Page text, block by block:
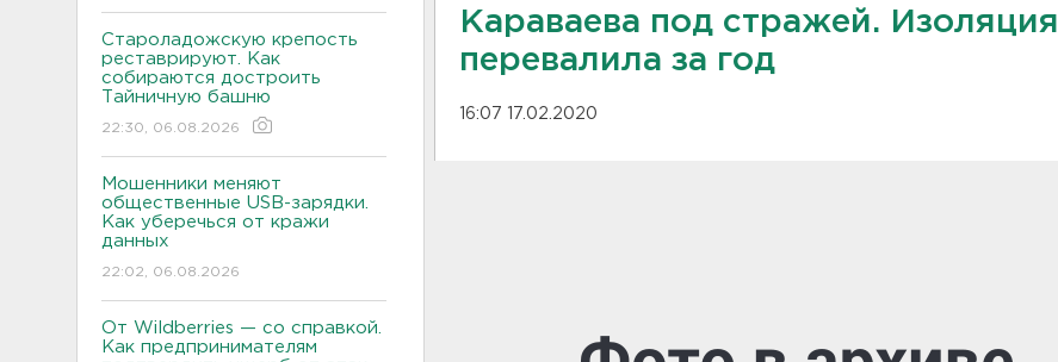
Староладожскую крепость
реставрируют. Как
собираются достроить
Тайничную башню
22:30, 06.08.2026
Мошенники меняют
общественные USB-зарядки.
Как уберечься от кражи
данных
22:02, 06.08.2026
От Wildberries — со справкой.
Как предпринимателям
Караваева под стражей. Изоляция
перевалила за год
16:07 17.02.2020